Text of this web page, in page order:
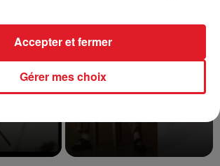
Gérer mes choix
Accepter et fermer